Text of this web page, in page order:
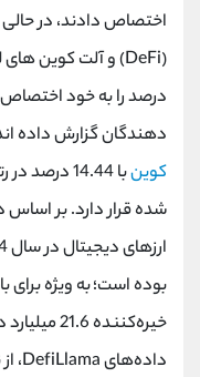
اختصاص دادند، در
دهندگان گزارش داده
کوین
با 14.44
بوده است؛ به ویژه برای